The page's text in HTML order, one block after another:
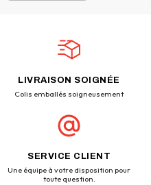
LIVRAISON SOIGNÉE
Colis emballés soigneusement
SERVICE CLIENT
Une équipe à votre disposition pour
toute question.